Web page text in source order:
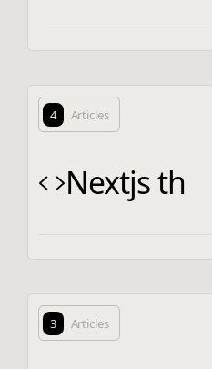
4 Articles
Nextjs th
3 Articles